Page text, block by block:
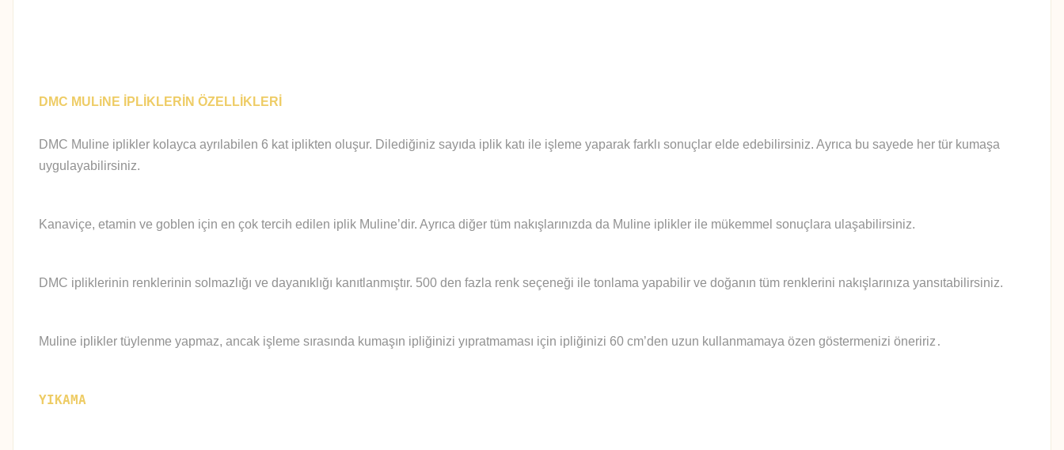
DMC MULiNE İPLİKLERİN ÖZELLİKLERİ
DMC Muline iplikler kolayca ayrılabilen 6 kat iplikten oluşur. Dilediğiniz sayıda iplik katı ile işleme yaparak farklı sonuçlar elde edebilirsiniz. Ayrıca bu sayede her tür kumaşa
uygulayabilirsiniz.
Kanaviçe, etamin ve goblen için en çok tercih edilen iplik Muline’dir. Ayrıca diğer tüm nakışlarınızda da Muline iplikler ile mükemmel sonuçlara ulaşabilirsiniz.
DMC ipliklerinin renklerinin solmazlığı ve dayanıklığı kanıtlanmıştır. 500 den fazla renk seçeneği ile tonlama yapabilir ve doğanın tüm renklerini nakışlarınıza yansıtabilirsiniz.
Muline iplikler tüylenme yapmaz, ancak işleme sırasında kumaşın ipliğinizi yıpratmaması için ipliğinizi 60 cm’den uzun kullanmamaya özen göstermenizi öneririz .
YIKAMA